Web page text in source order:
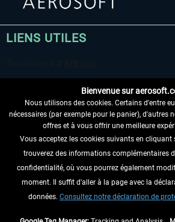
LIENS UTILES
RENONCER AU CONTRAT ICI
INFORMATIONS
NE MANQUEZ PAS LES
Bienvenue sur
Nous utilisons des cookies. Certains d'entre
nécessaires (par exemple pour le panier), d'autres
offres et à vous offrir une meilleure
Vous acceptez les cookies suivants en cliquant
trouverez des informations complémentaires
confidentialité, où vous pourrez également
moment. Il suffit d'aller à la page avec la
données. Consultez notre déclaration de